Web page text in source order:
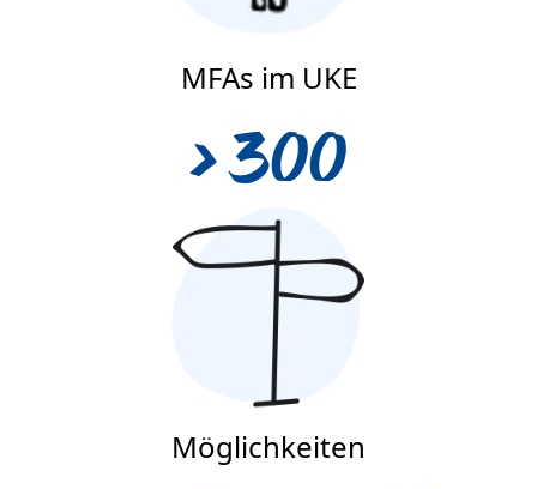
MFAs im UKE
>300
Möglichkeiten